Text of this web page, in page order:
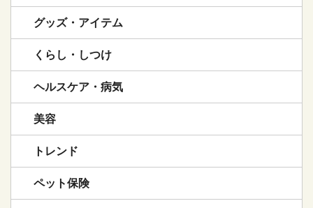
グッズ・アイテム
くらし・しつけ
ヘルスケア・病気
美容
トレンド
ペット保険